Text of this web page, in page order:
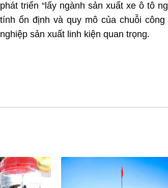
phát triển “lấy ngành sản xuất xe ô tô
tính ổn định và quy mô của chuỗi
nghiệp sản xuất linh kiện quan trọng.